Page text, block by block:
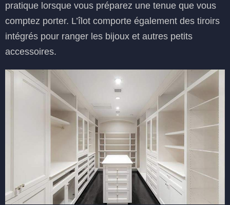
pratique lorsque vous préparez une tenue que vous
comptez porter. L’îlot comporte également des tiroirs
intégrés pour ranger les bijoux et autres petits
accessoires.